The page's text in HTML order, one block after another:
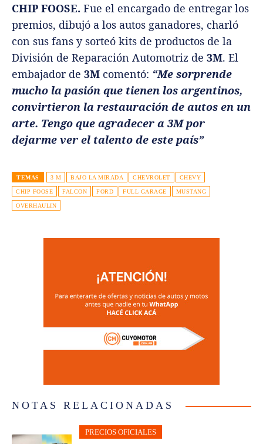
CHIP FOOSE. Fue el encargado de entregar los
premios, dibujó a los autos ganadores, charló
con sus fans y sorteó kits de productos de la
División de Reparación Automotriz de 3M. El
embajador de 3M comentó: “Me sorprende
mucho la pasión que tienen los argentinos,
convirtieron la restauración de autos en un
arte. Tengo que agradecer a 3M por
dejarme ver el talento de este país”
TEMAS 3 M BAJO LA MIRADA CHEVROLET CHEVY
CHIP FOOSE FALCON FORD FULL GARAGE MUSTANG
OVERHAULIN
NOTAS RELACIONADAS
PRECIOS OFICIALES